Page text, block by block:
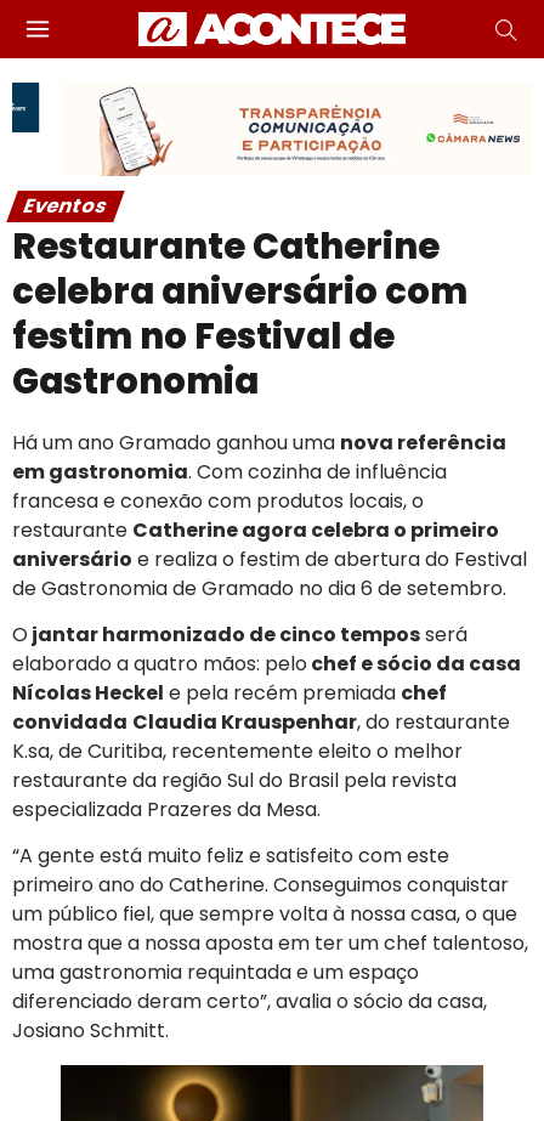
Eventos
Restaurante Catherine
celebra aniversário com
festim no Festival de
Gastronomia
Há um ano Gramado ganhou uma nova referência
em gastronomia. Com cozinha de influência
francesa e conexão com produtos locais, o
restaurante Catherine agora celebra o primeiro
aniversário e realiza o festim de abertura do Festival
de Gastronomia de Gramado no dia 6 de setembro.
Ojantar harmonizado de cinco temposserá
elaborado a quatro mãos: pelochef e sócio da casa
Nícolas Heckel e pela recém premiada chef
convidada Claudia Krauspenhar, do restaurante
K.sa, de Curitiba, recentemente eleito o melhor
restaurante da região Sul do Brasil pela revista
especializada Prazeres da Mesa.
“A gente está muito feliz e satisfeito com este
primeiro ano do Catherine. Conseguimos conquistar
um público fiel, que sempre volta à nossa casa, o que
mostra que a nossa aposta em ter um chef talentoso,
uma gastronomia requintada e um espaço
diferenciado deram certo”, avalia o sócio da casa,
Josiano Schmitt.